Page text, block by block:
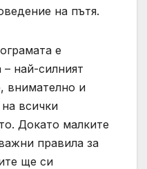
на пътя.
е
най-силният
внимателно и
всички
Докато малките
правила за
ще си